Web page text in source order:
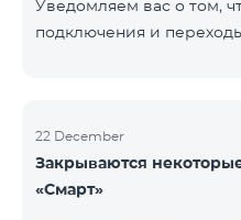
телевизионной
соответствуют нормам
Уведомляем вас о том,
подключения и
22 December
Закрываются
«Смарт»